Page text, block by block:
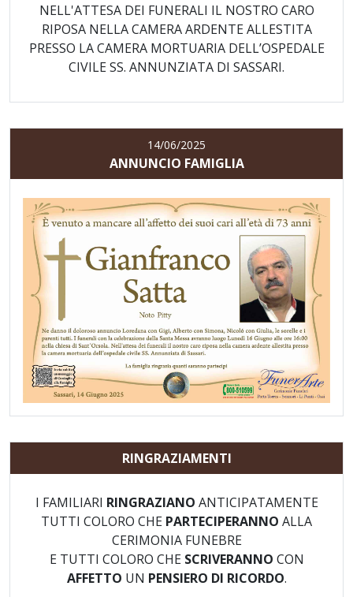
NELL'ATTESA DEI FUNERALI IL NOSTRO CARO
RIPOSA NELLA CAMERA ARDENTE ALLESTITA
PRESSO LA CAMERA MORTUARIA DELL’OSPEDALE
CIVILE SS. ANNUNZIATA DI SASSARI.
14/06/2025
ANNUNCIO FAMIGLIA
RINGRAZIAMENTI
I FAMILIARI RINGRAZIANO ANTICIPATAMENTE
TUTTI COLORO CHE PARTECIPERANNO ALLA
CERIMONIA FUNEBRE
E TUTTI COLORO CHE SCRIVERANNO CON
AFFETTO UN PENSIERO DI RICORDO.